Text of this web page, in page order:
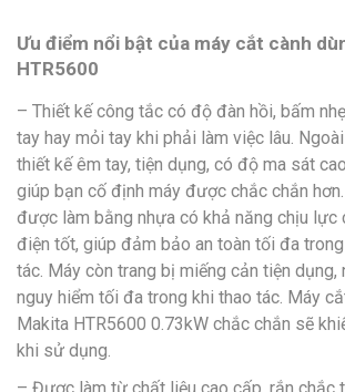
Ưu điểm nổi bật của máy cắt cành
HTR5600
– Thiết kế công tắc có độ đàn hồi, bấm
tay hay mỏi tay khi phải làm việc lâu.
thiết kế êm tay, tiện dụng, có độ ma sát
giúp bạn cố định máy được chắc chắn
được làm bằng nhựa có khả năng chịu lực
điện tốt, giúp đảm bảo an toàn tối đa
tác. Máy còn trang bị miếng cản tiện dụng,
nguy hiểm tối đa trong khi thao tác. Máy
Makita HTR5600 0.73kW chắc chắn sẽ
khi sử dụng.